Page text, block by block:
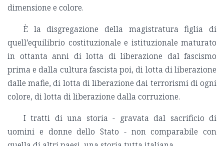
dimensione e colore.
È la disgregazione della magistratura figlia di
quell’equilibrio costituzionale e istituzionale maturato
in ottanta anni di lotta di liberazione dal fascismo
prima e dalla cultura fascista poi, di lotta di liberazione
dalle mafie, di lotta di liberazione dai terrorismi di ogni
colore, di lotta di liberazione dalla corruzione.
I tratti di una storia - gravata dal sacrificio di
uomini e donne dello Stato - non comparabile con